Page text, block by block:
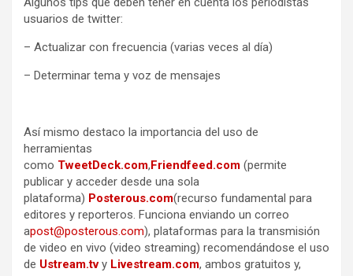
usuarios de twitter:
– Actualizar con frecuencia (varias veces al día)
– Determinar tema y voz de mensajes
Así mismo destaco la importancia del uso de
herramientas
como TweetDeck.com,Friendfeed.com (permite
publicar y acceder desde una sola
plataforma) Posterous.com(recurso fundamental para
editores y reporteros. Funciona enviando un correo
apost@posterous.com), plataformas para la transmisión
de video en vivo (video streaming) recomendándose el uso
de Ustream.tvy Livestream.com, ambos gratuitos y,